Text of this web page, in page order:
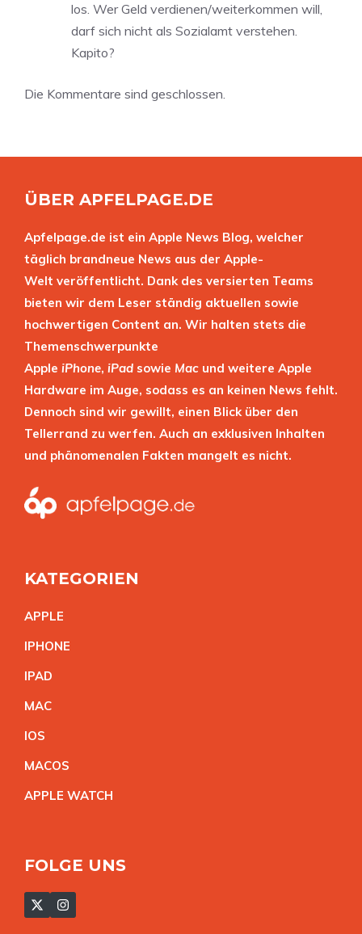
los. Wer Geld verdienen/weiterkommen will,
darf sich nicht als Sozialamt verstehen.
Kapito?
Die Kommentare sind geschlossen.
ÜBER APFELPAGE.DE
Apfelpage.de ist ein Apple News Blog, welcher
täglich brandneue News aus der Apple-
Welt veröffentlicht. Dank des versierten Teams
bieten wir dem Leser ständig aktuellen sowie
hochwertigen Content an. Wir halten stets die
Themenschwerpunkte
Apple iPhone, iPad sowie Mac und weitere Apple
Hardware im Auge, sodass es an keinen News fehlt.
Dennoch sind wir gewillt, einen Blick über den
Tellerrand zu werfen. Auch an exklusiven Inhalten
und phänomenalen Fakten mangelt es nicht.
KATEGORIEN
APPLE
IPHONE
IPAD
MAC
IOS
MACOS
APPLE WATCH
FOLGE UNS